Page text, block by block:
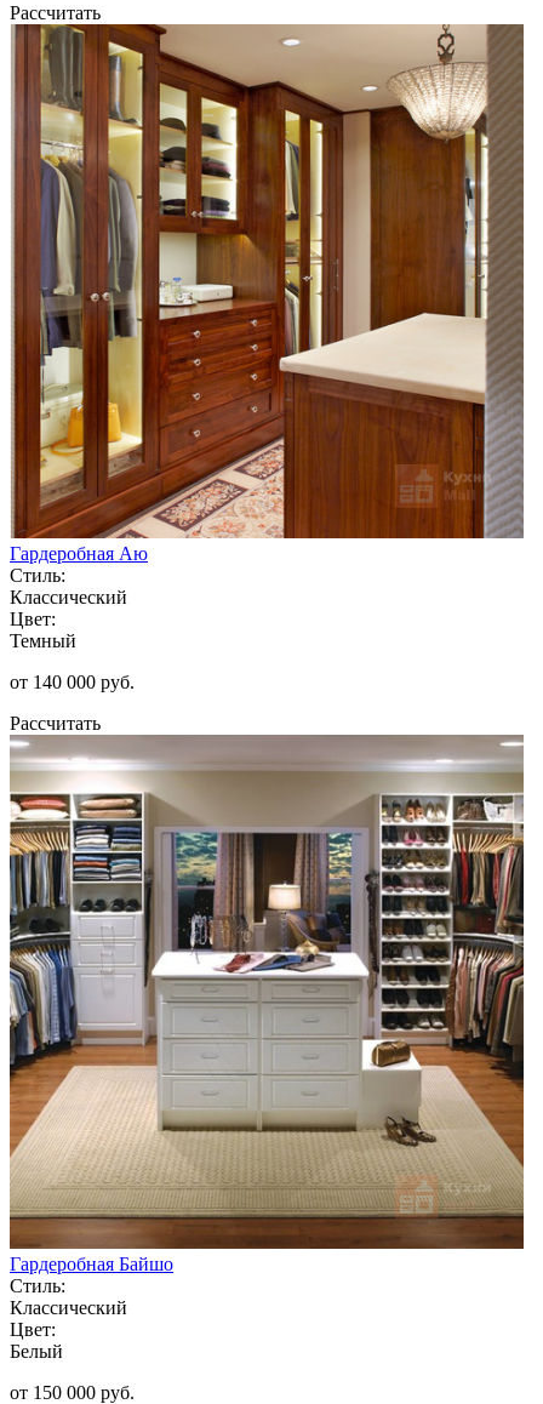
Рассчитать
Гардеробная Аю
Стиль:
Классический
Цвет:
Темный
от 140 000 руб.
Рассчитать
Гардеробная Байшо
Стиль:
Классический
Цвет:
Белый
от 150 000 руб.